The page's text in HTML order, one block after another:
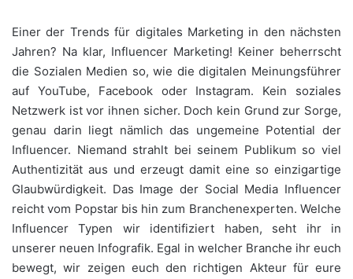
Einer der Trends für digitales Marketing in den nächsten
Jahren? Na klar, Influencer Marketing! Keiner beherrscht
die Sozialen Medien so, wie die digitalen Meinungsführer
auf YouTube, Facebook oder Instagram. Kein soziales
Netzwerk ist vor ihnen sicher. Doch kein Grund zur Sorge,
genau darin liegt nämlich das ungemeine Potential der
Influencer. Niemand strahlt bei seinem Publikum so viel
Authentizität aus und erzeugt damit eine so einzigartige
Glaubwürdigkeit. Das Image der Social Media Influencer
reicht vom Popstar bis hin zum Branchenexperten. Welche
Influencer Typen wir identifiziert haben, seht ihr in
unserer neuen Infografik. Egal in welcher Branche ihr euch
bewegt, wir zeigen euch den richtigen Akteur für eure